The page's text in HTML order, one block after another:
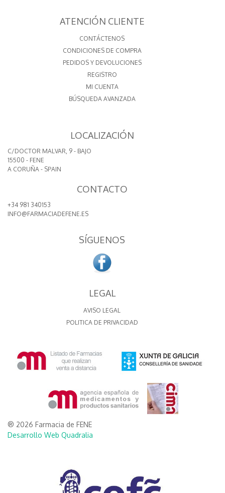
ATENCIÓN CLIENTE
CONTÁCTENOS
CONDICIONES DE COMPRA
PEDIDOS Y DEVOLUCIONES
REGISTRO
MI CUENTA
BÚSQUEDA AVANZADA
LOCALIZACIÓN
C/DOCTOR MALVAR, 9 - BAJO
15500 - FENE
A CORUÑA - SPAIN
CONTACTO
+34 981 340153
INFO@FARMACIADEFENE.ES
SÍGUENOS
LEGAL
AVISO LEGAL
POLITICA DE PRIVACIDAD
® 2026 Farmacia de FENE
Desarrollo Web Quadralia